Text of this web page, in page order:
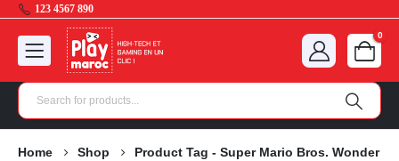
123 4567 890
0
Home Shop Product Tag - Super Mario Bros. Wonder